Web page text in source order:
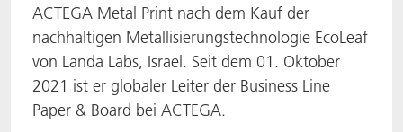
ACTEGA Metal Print nach dem Kauf der
nachhaltigen Metallisierungstechnologie EcoLeaf
von Landa Labs, Israel. Seit dem 01. Oktober
2021 ist er globaler Leiter der Business Line
Paper & Board bei ACTEGA.